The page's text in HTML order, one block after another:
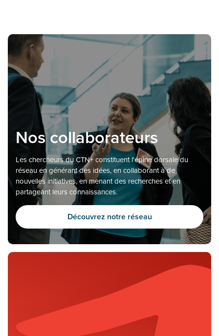
Nos collaborateurs
Les chercheurs du CTN+ constituent l'épine dorsale du
réseau en générant des idées, en collaborant à de
nouvelles initiatives, en menant des recherches et en
partageant leurs connaissances.
Découvrez notre réseau